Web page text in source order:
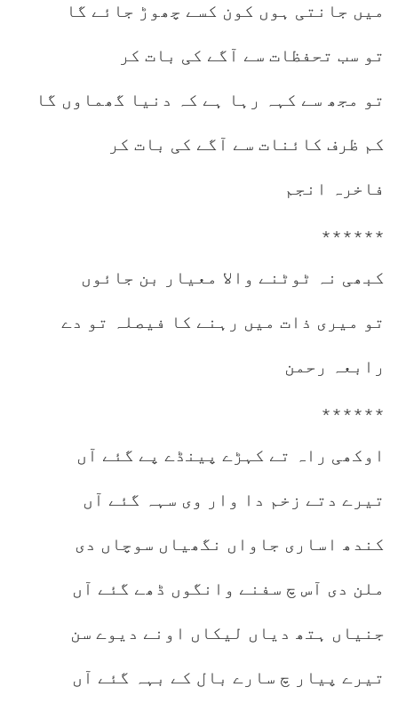
میں جانتی ہوں کون کسے چھوڑ جائے گا
تو سب تحفظات سے آگے کی بات کر
تو مجھ سے کہہ رہا ہے کہ دنیا گھماوں گا
کم ظرف کائنات سے آگے کی بات کر
فاخرہ انجم
٭٭٭٭٭٭
کبھی نہ ٹوٹنے والا معیار بن جائوں
تو میری ذات میں رہنے کا فیصلہ تو دے
رابعہ رحمن
٭٭٭٭٭٭
اوکھی راہ تے کہڑے پینڈے پے گئے آں
تیرے دتے زخم دا وار وی سہہ گئے آں
کندھ اساری جاواں نگھیاں سوچاں دی
ملن دی آس چ سفنے وانگوں ڈھے گئے آں
جنیاں ہتھ دیاں لیکاں اونے دیوے سن
تیرے پیار چ سارے بال کے بہہ گئے آں